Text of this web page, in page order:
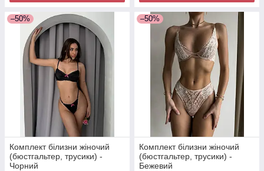
–50%
Комплект білизни жіночий
(бюстгальтер, трусики) -
Чорний
–50%
Комплект білизни жіночий
(бюстгальтер, трусики) -
Бежевий